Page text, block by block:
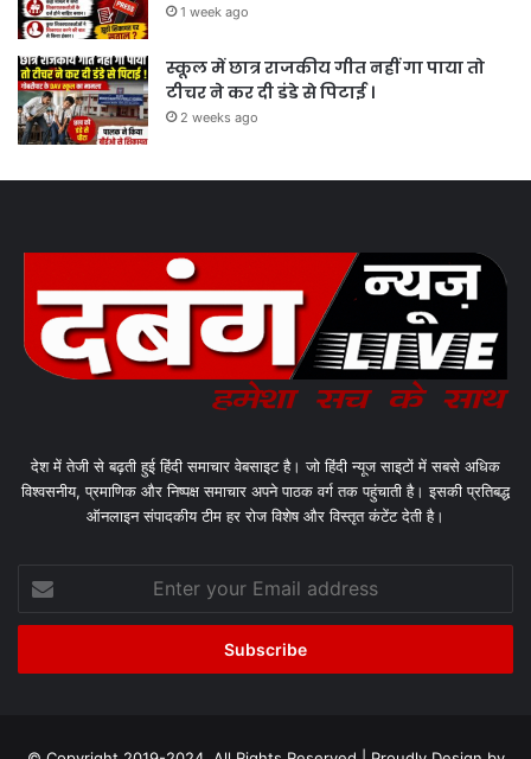
1 week ago
स्कूल में छात्र राजकीय गीत नहीं गा पाया तो
टीचर ने कर दी डंडे से पिटाई ।
2 weeks ago
देश में तेजी से बढ़ती हुई हिंदी समाचार वेबसाइट है। जो हिंदी न्यूज साइटों में सबसे अधिक
विश्वसनीय, प्रमाणिक और निष्पक्ष समाचार अपने पाठक वर्ग तक पहुंचाती है। इसकी प्रतिबद्ध
ऑनलाइन संपादकीय टीम हर रोज विशेष और विस्तृत कंटेंट देती है।
your
Email